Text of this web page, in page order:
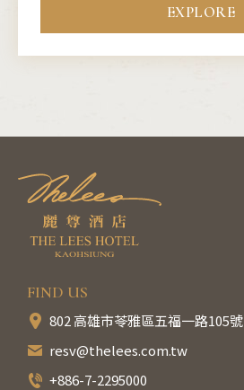
EXPLORE
FIND US
802 高雄市苓雅區五福一路105號
resv@thelees.com.tw
+886-7-2295000